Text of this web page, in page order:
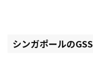
シンガポールのGSS